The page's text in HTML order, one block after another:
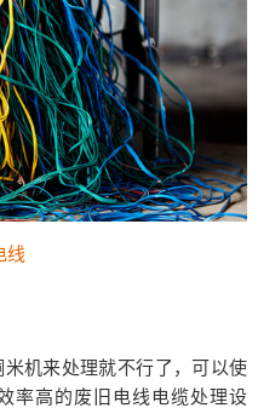
线
机来处理就不行了，可以使
率高的废旧电线电缆处理设